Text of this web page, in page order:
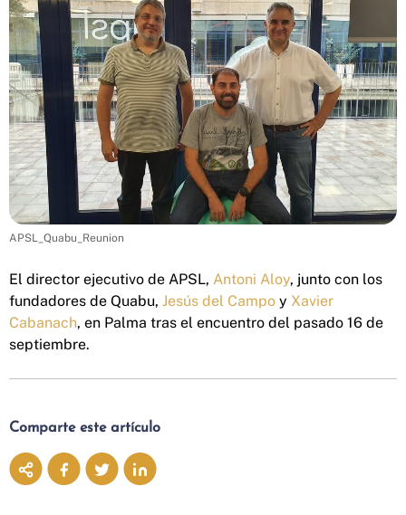
APSL_Quabu_Reunion
El director ejecutivo de APSL, Antoni Aloy, junto con los
fundadores de Quabu, Jesús del Campo y Xavier
Cabanach, en Palma tras el encuentro del pasado 16 de
septiembre.
Comparte este artículo